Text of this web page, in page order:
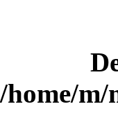
/home/m/